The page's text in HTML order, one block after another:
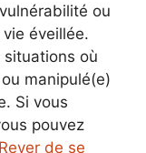
ou
éveillée.
où
manipulé(e)
Si vous
pouvez
Rever de se